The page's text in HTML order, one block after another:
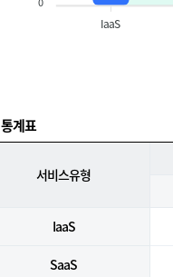
IaaS
통계표
서비스유형
IaaS
SaaS